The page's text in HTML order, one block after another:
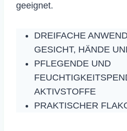
geeignet.
DREIFACHE
GESICHT, HÄNDE
PFLEGENDE UND
AKTIVSTOFFE
PRAKTISCHER